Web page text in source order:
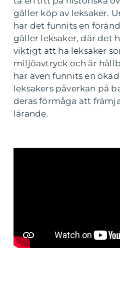
gäller köp av leksaker.
har det funnits en
gäller leksaker, där det
viktigt att ha leksaker
miljöavtryck och är
har även funnits en
leksakers påverkan på
deras förmåga att
lärande.